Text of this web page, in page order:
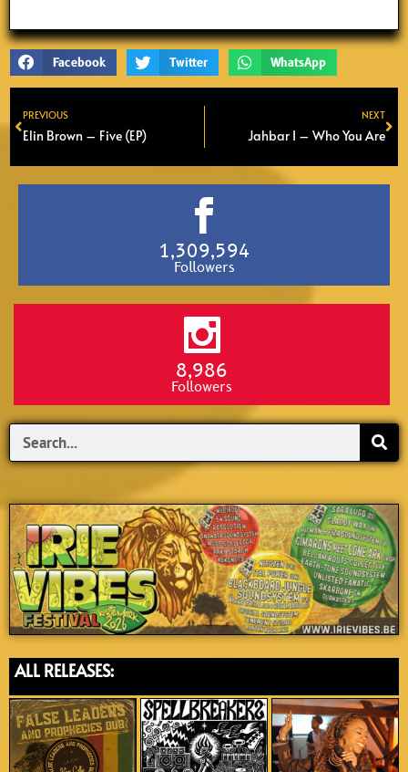
Facebook Twitter WhatsApp
Prev
PREVIOUS
Elin Brown – Five (EP)
NEXT
Jahbar I – Who You Are
1,309,594
Followers
8,986
Followers
Search
ALL RELEASES: